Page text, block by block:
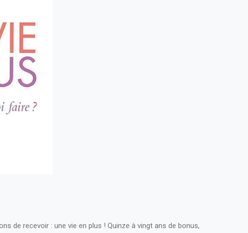
de recevoir : une vie en plus ! Quinze à vingt ans de bonus,